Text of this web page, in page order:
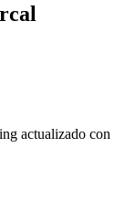
actualizado con